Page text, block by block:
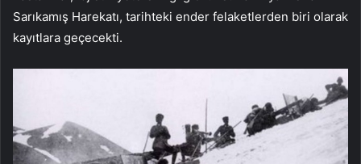
Sarıkamış Harekatı, tarihteki ender felaketlerden biri olarak
kayıtlara geçecekti.